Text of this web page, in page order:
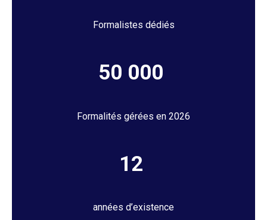
Formalistes dédiés
50 000
Formalités gérées en 2026
12
années d’existence